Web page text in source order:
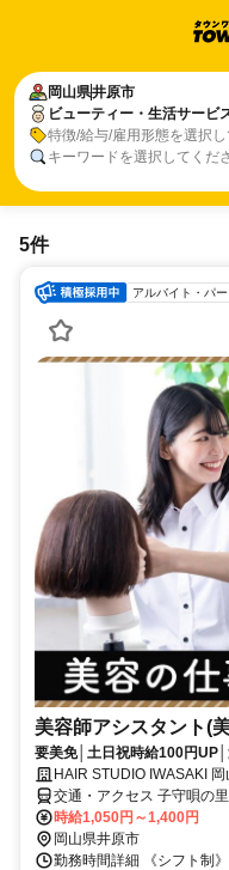
岡山県井原市
ビューティー・生活サービ
特徴/給与/雇用形態を選択
キーワードを選択してくだ
5件
アルバイト・パー
美容師アシスタント(
要美免│土日祝時給100円
HAIR STUDIO IWASAKI
交通・アクセス 子守唄の
時給1,050円～1,400円
岡山県井原市
勤務時間詳細 《シフト制